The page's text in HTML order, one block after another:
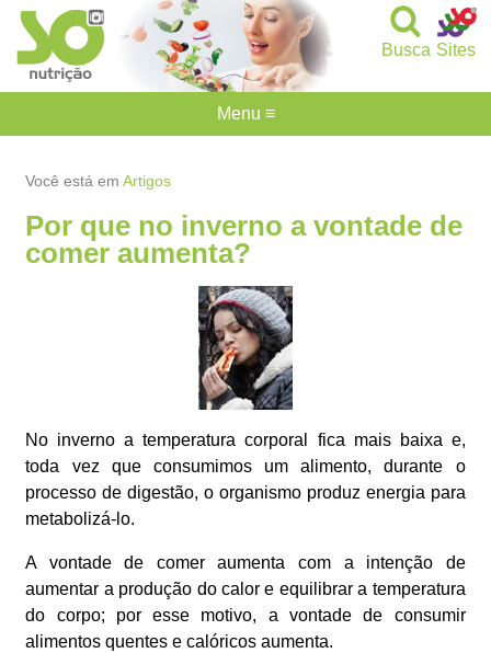
Sites
Busca
Você está emArtigos
Por que no inverno a vontade de
comer aumenta?
No inverno a temperatura corporal fica mais baixa e,
toda vez que consumimos um alimento, durante o
processo de digestão, o organismo produz energia para
metabolizá-lo.
A vontade de comer aumenta com a intenção de
aumentar a produção do calor e equilibrar a temperatura
do corpo; por esse motivo, a vontade de consumir
alimentos quentes e calóricos aumenta.